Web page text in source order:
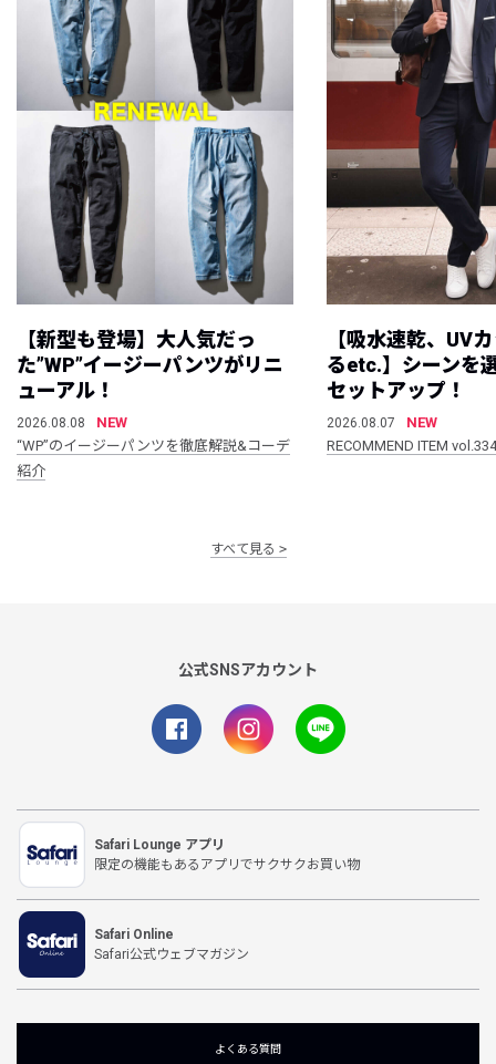
【新型も登場】大人気だっ
た”WP”イージーパンツがリニ
ューアル！
2026.08.08
NEW
“WP”のイージーパンツを徹底解説&コーデ
紹介
【吸水速乾、UV
るetc.】シーンを
セットアップ！
2026.08.07
NEW
RECOMMEND ITEM vol.334
すべて見る
公式SNSアカウント
Safari Lounge アプリ
限定の機能もあるアプリでサクサクお買い物
Safari Online
Safari公式ウェブマガジン
よくある質問